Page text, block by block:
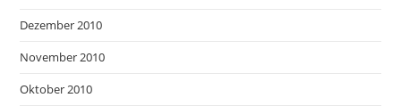
Dezember 2010
November 2010
Oktober 2010